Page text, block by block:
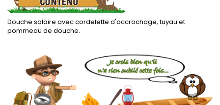
Douche solaire avec cordelette d'accrochage, tuyau et
pommeau de douche.
.